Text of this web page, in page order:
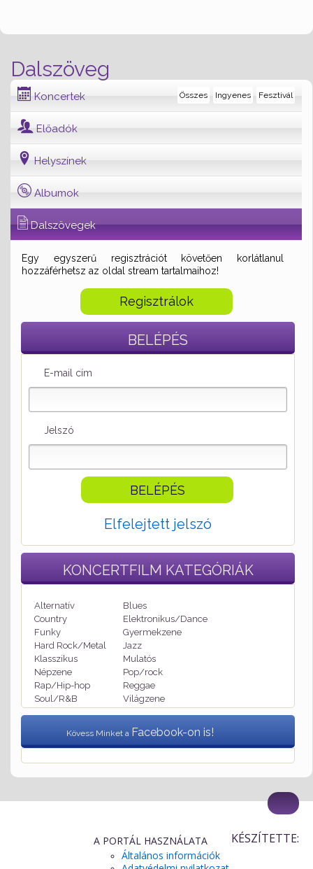
Dalszöveg
Koncertek Fesztivál
Ingyenes
Összes
Előadók
Helyszínek
Albumok
Dalszövegek
Egy egyszerű regisztrációt követően korlátlanul
hozzáférhetsz az oldal stream tartalmaihoz!
Regisztrálok
BELÉPÉS
E-mail cím
Jelszó
Elfelejtett jelszó
KONCERTFILM KATEGÓRIÁK
Alternatív
Blues
Country
Elektronikus/Dance
Funky
Gyermekzene
Hard Rock/Metal
Jazz
Klasszikus
Mulatós
Népzene
Pop/rock
Rap/Hip-hop
Reggae
Soul/R&B
Világzene
Kövess Minket a Facebook-on is!
A PORTÁL HASZNÁLATA
Általános információk
KÉSZÍTETTE: